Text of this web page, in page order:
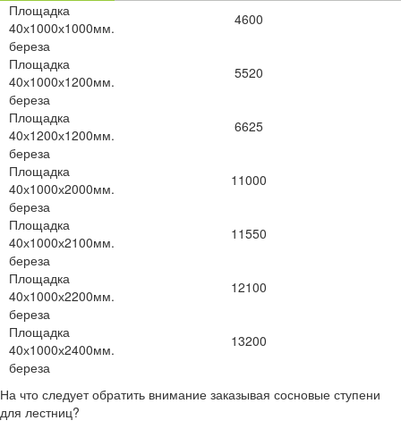
Площадка
40х1000х1000мм.
береза
4600
Площадка
40х1000х1200мм.
береза
5520
Площадка
40х1200х1200мм.
береза
6625
Площадка
40х1000х2000мм.
береза
11000
Площадка
40х1000х2100мм.
береза
11550
Площадка
40х1000х2200мм.
береза
12100
Площадка
40х1000х2400мм.
береза
13200
На что следует обратить внимание заказывая сосновые ступени
для лестниц?